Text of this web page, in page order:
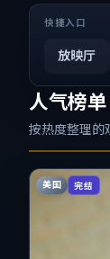
快捷入口
放映厅
人气榜单
按热度整理的
美国 完结